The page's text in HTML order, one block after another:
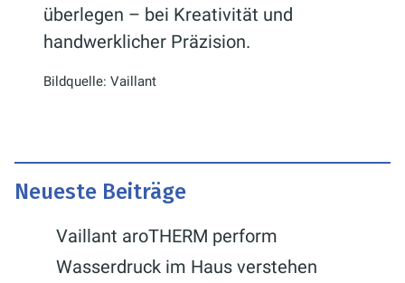
überlegen – bei Kreativität und
handwerklicher Präzision.
Bildquelle: Vaillant
Neueste Beiträge
Vaillant aroTHERM perform
Wasserdruck im Haus verstehen